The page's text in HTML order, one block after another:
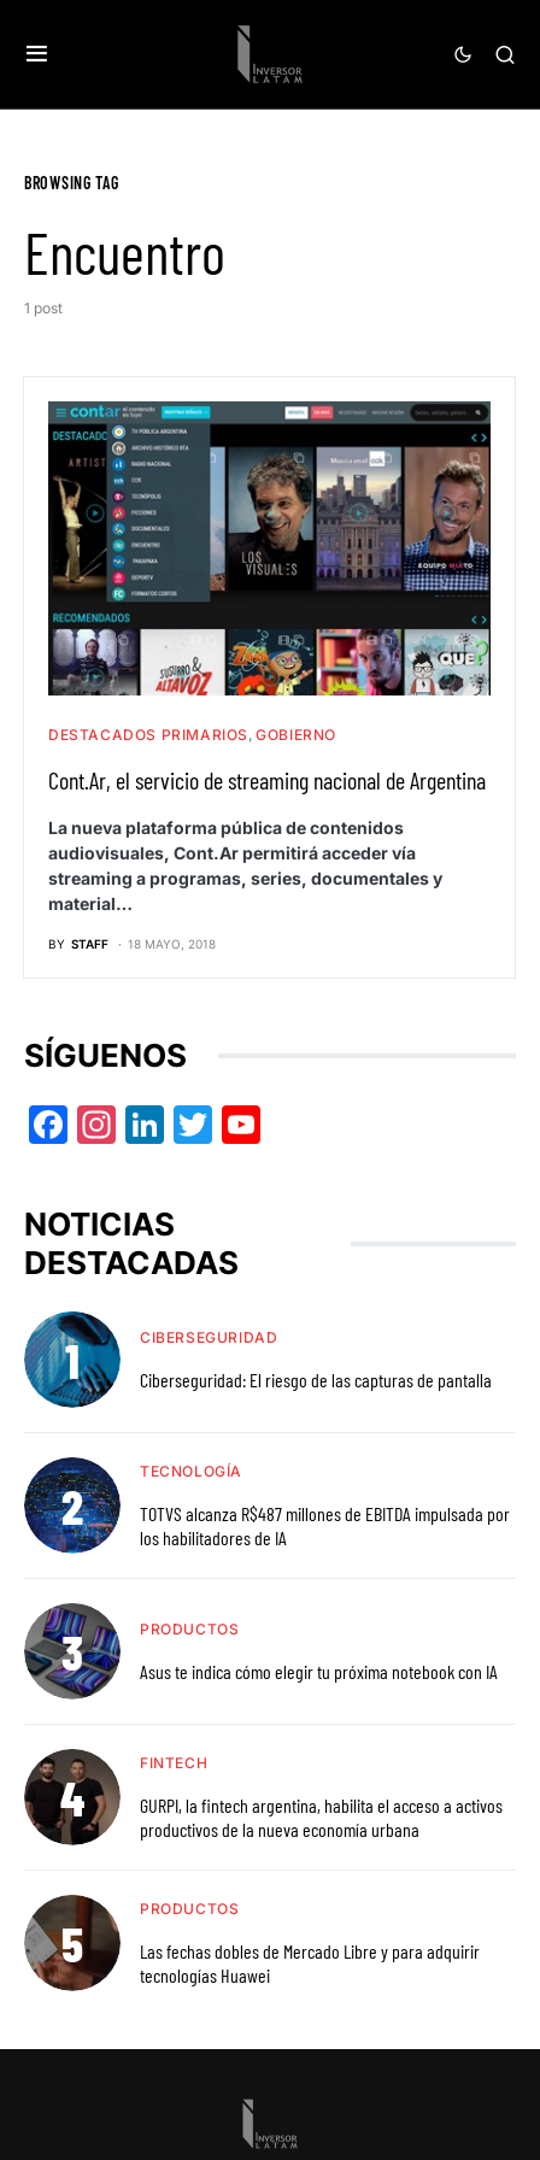
BROWSING TAG
Encuentro
1 post
DESTACADOS PRIMARIOS GOBIERNO
Cont.Ar, el servicio de streaming nacional de Argentina
La nueva plataforma pública de contenidos
audiovisuales, Cont.Ar permitirá acceder vía
streaming a programas, series, documentales y
material…
BY STAFF 18 MAYO, 2018
SÍGUENOS
Facebook
Instagram
LinkedIn
Twitter
NOTICIAS
DESTACADAS
CIBERSEGURIDAD
Ciberseguridad: El riesgo de las capturas de pantalla
TECNOLOGÍA
TOTVS alcanza R$487 millones de EBITDA impulsada por
los habilitadores de IA
PRODUCTOS
Asus te indica cómo elegir tu próxima notebook con IA
FINTECH
GURPI, la fintech argentina, habilita el acceso a activos
productivos de la nueva economía urbana
PRODUCTOS
Las fechas dobles de Mercado Libre y para adquirir
tecnologías Huawei